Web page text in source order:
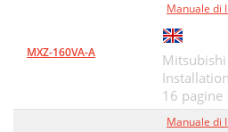
MXZ-160VA-A
Manuale di
Mitsubishi
16 pagine
Manuale di